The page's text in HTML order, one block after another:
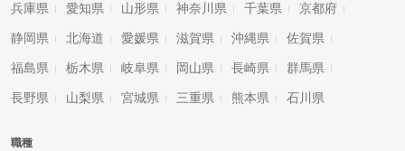
兵庫県 愛知県 山形県 神奈川県 千葉県 京都府
静岡県 北海道 愛媛県 滋賀県 沖縄県 佐賀県
福島県 栃木県 岐阜県 岡山県 長崎県 群馬県
長野県 山梨県 宮城県 三重県 熊本県 石川県
職種